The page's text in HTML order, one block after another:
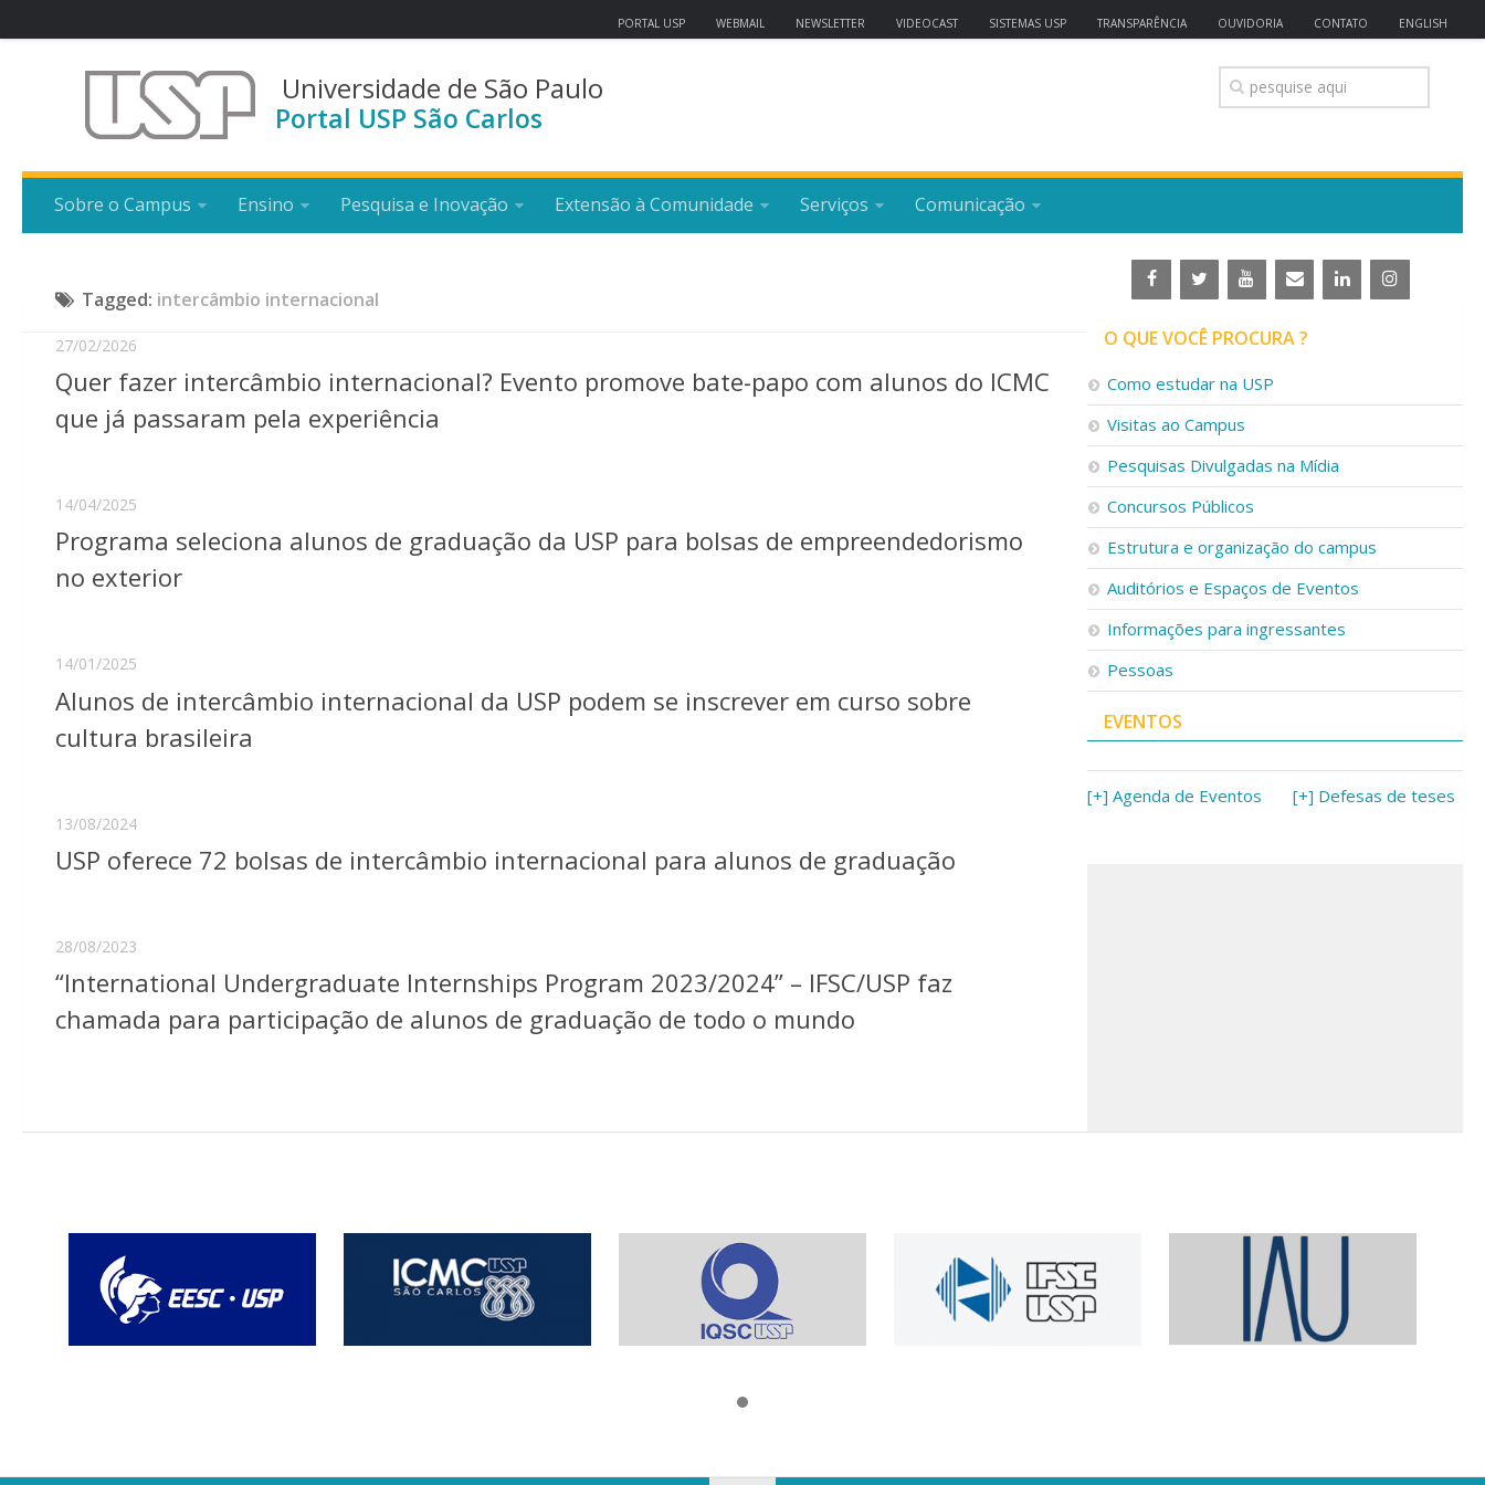
PORTAL USP WEBMAIL NEWSLETTER VIDEOCAST SISTEMAS USP TRANSPARÊNCIA OUVIDORIA CONTATO ENGLISH
Universidade de São Paulo
Portal USP São Carlos
Sobre o Campus Ensino Pesquisa e Inovação Extensão à Comunidade Serviços Comunicação
Tagged: intercâmbio internacional
27/02/2026
Quer fazer intercâmbio internacional? Evento promove bate-papo com alunos do ICMC
que já passaram pela experiência
14/04/2025
Programa seleciona alunos de graduação da USP para bolsas de empreendedorismo
no exterior
14/01/2025
Alunos de intercâmbio internacional da USP podem se inscrever em curso sobre
cultura brasileira
13/08/2024
USP oferece 72 bolsas de intercâmbio internacional para alunos de graduação
28/08/2023
“International Undergraduate Internships Program 2023/2024” – IFSC/USP faz
chamada para participação de alunos de graduação de todo o mundo
O QUE VOCÊ PROCURA ?
Como estudar na USP
Visitas ao Campus
Pesquisas Divulgadas na Mídia
Concursos Públicos
Estrutura e organização do campus
Auditórios e Espaços de Eventos
Informações para ingressantes
Pessoas
EVENTOS
[+] Agenda de Eventos [+] Defesas de teses